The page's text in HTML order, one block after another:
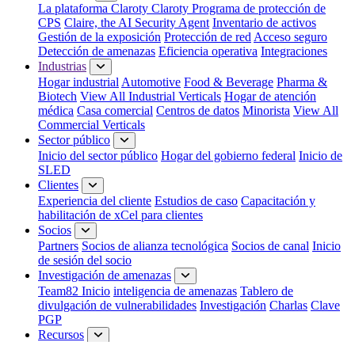
La plataforma Claroty Claroty Programa de protección de
CPS Claire, the AI Security Agent Inventario de activos
Gestión de la exposición Protección de red Acceso seguro
Detección de amenazas Eficiencia operativa Integraciones
Industrias
Hogar industrial Automotive Food & Beverage Pharma &
Biotech View All Industrial Verticals Hogar de atención
médica Casa comercial Centros de datos Minorista View All
Commercial Verticals
Sector público
Inicio del sector público Hogar del gobierno federal Inicio de
SLED
Clientes
Experiencia del cliente Estudios de caso Capacitación y
habilitación de xCel para clientes
Socios
Partners Socios de alianza tecnológica Socios de canal Inicio
de sesión del socio
Investigación de amenazas
Team82 Inicio inteligencia de amenazas Tablero de
divulgación de vulnerabilidades Investigación Charlas Clave
PGP
Recursos